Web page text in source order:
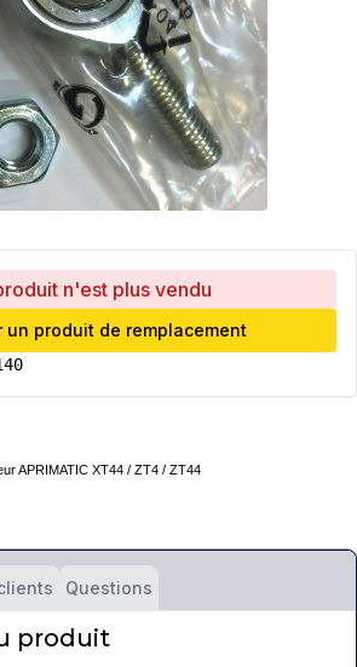
n'est plus vendu
un produit de remplacement
APRIMATIC XT44 / ZT4 / ZT44
Questions
produit